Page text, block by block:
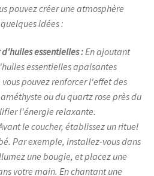
pouvez créer une atmosphère
idées :
essentielles :En ajoutant
essentielles apaisantes
pouvez renforcer l'effet des
ou du quartz rose près du
l'énergie relaxante.
le coucher, établissez un rituel
Par exemple, installez-vous dans
une bougie, et placez une
votre main. En chantant une